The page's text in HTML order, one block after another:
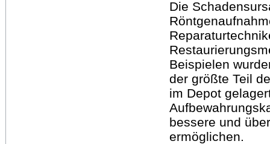
Die
Beispielen
der größte Teil
im Depot
bessere und
ermöglichen.